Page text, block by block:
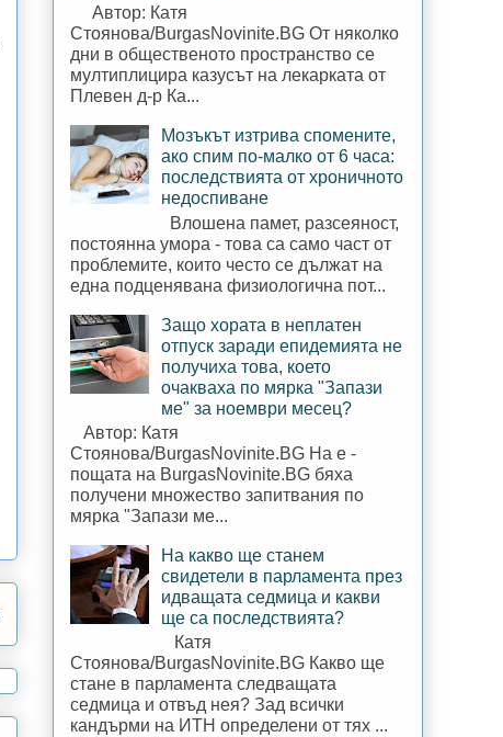
Автор: Катя
Стоянова/BurgasNovinite.BG От няколко
дни в общественото пространство се
мултиплицира казусът на лекарката от
Плевен д-р Ка...
Мозъкът изтрива спомените,
ако спим по-малко от 6 часа:
последствията от хроничното
недоспиване
Влошена памет, разсеяност,
постоянна умора - това са само част от
проблемите, които често се дължат на
една подценявана физиологична пот...
Защо хората в неплатен
отпуск заради епидемията не
получиха това, което
очакваха по мярка "Запази
ме" за ноември месец?
Автор: Катя
Стоянова/BurgasNovinite.BG На е -
пощата на BurgasNovinite.BG бяха
получени множество запитвания по
мярка "Запази ме...
На какво ще станем
свидетели в парламента през
идващата седмица и какви
ще са последствията?
Катя
Стоянова/BurgasNovinite.BG Какво ще
стане в парламента следващата
седмица и отвъд нея? Зад всички
кандърми на ИТН определени от тях ...